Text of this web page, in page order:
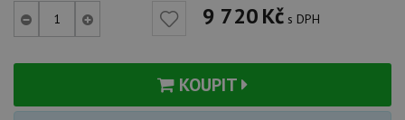
9 720Kč s DPH
KOUPIT